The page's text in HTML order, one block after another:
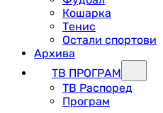
Кошарка
Тенис
Остали спортови
Архива
ТВ ПРОГРАМ
ТВ Распоред
Програм